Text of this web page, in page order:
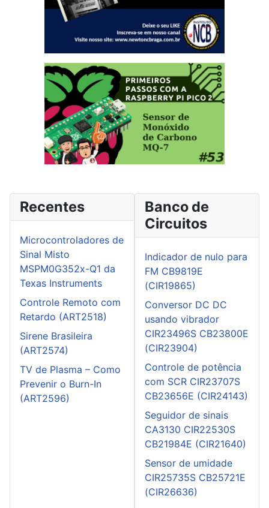
Recentes
Microcontroladores de
Sinal Misto
MSPM0G352x-Q1 da
Texas Instruments
Controle Remoto com
Retardo (ART2518)
Sirene Brasileira
(ART2574)
TV de Plasma – Como
Prevenir o Burn-In
(ART2596)
Banco de
Circuitos
Indicador de nulo para
FM CB9819E
(CIR19865)
Conversor DC DC
usando vibrador
CIR23496S CB23800E
(CIR23904)
Controle de potência
com SCR CIR23707S
CB23656E (CIR24143)
Seguidor de sinais
CA3130 CIR22530S
CB21984E (CIR21640)
Sensor de umidade
CIR25735S CB25721E
(CIR26636)